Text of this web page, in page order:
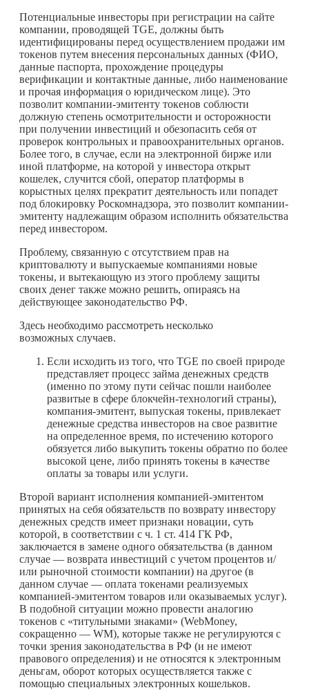
Потенциальные инвесторы при регистрации на сайте
компании, проводящей TGE, должны быть
идентифицированы перед осуществлением продажи им
токенов путем внесения персональных данных (ФИО,
данные паспорта, прохождение процедуры
верификации и контактные данные, либо наименование
и прочая информация о юридическом лице). Это
позволит компании-эмитенту токенов соблюсти
должную степень осмотрительности и осторожности
при получении инвестиций и обезопасить себя от
проверок контрольных и правоохранительных органов.
Более того, в случае, если на электронной бирже или
иной платформе, на которой у инвестора открыт
кошелек, случится сбой, оператор платформы в
корыстных целях прекратит деятельность или попадет
под блокировку Роскомнадзора, это позволит компании-
эмитенту надлежащим образом исполнить обязательства
перед инвестором.
Проблему, связанную с отсутствием прав на
криптовалюту и выпускаемые компаниями новые
токены, и вытекающую из этого проблему защиты
своих денег также можно решить, опираясь на
действующее законодательство РФ.
Здесь необходимо рассмотреть несколько
возможных случаев.
Если исходить из того, что TGE по своей природе
представляет процесс займа денежных средств
(именно по этому пути сейчас пошли наиболее
развитые в сфере блокчейн-технологий страны),
компания-эмитент, выпуская токены, привлекает
денежные средства инвесторов на свое развитие
на определенное время, по истечению которого
обязуется либо выкупить токены обратно по более
высокой цене, либо принять токены в качестве
оплаты за товары или услуги.
Второй вариант исполнения компанией-эмитентом
принятых на себя обязательств по возврату инвестору
денежных средств имеет признаки новации, суть
которой, в соответствии с ч. 1 ст. 414 ГК РФ,
заключается в замене одного обязательства (в данном
случае — возврата инвестиций с учетом процентов и/
или рыночной стоимости компании) на другое (в
данном случае — оплата токенами реализуемых
компанией-эмитентом товаров или оказываемых услуг).
В подобной ситуации можно провести аналогию
токенов с «титульными знаками» (WebMoney,
сокращенно — WM), которые также не регулируются с
точки зрения законодательства в РФ (и не имеют
правового определения) и не относятся к электронным
деньгам, оборот которых осуществляется также с
помощью специальных электронных кошельков.